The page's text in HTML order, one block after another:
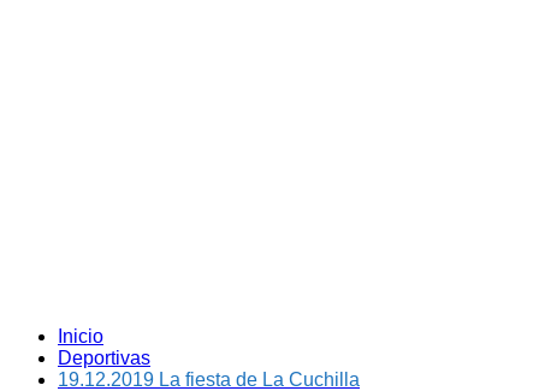
Inicio
Deportivas
19.12.2019 La fiesta de La Cuchilla